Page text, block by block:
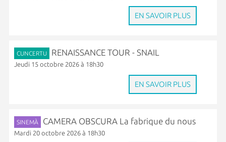
EN SAVOIR PLUS
CUNCERTU RENAISSANCE TOUR - SNAIL
Jeudi 15 octobre 2026 à 18h30
EN SAVOIR PLUS
SINEMÀ CAMERA OBSCURA La fabrique du nous
Mardi 20 octobre 2026 à 18h30